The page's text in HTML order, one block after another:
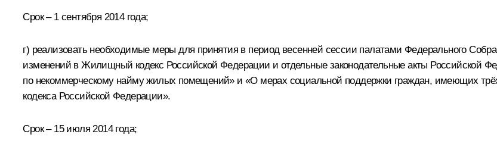
Срок – 1 сентября 2014 года;
г) реализовать необходимые меры для принятия в период весенней сессии палатами Федерального
изменений в Жилищный кодекс Российской Федерации и отдельные законодательные акты Российской
по некоммерческому найму жилых помещений» и «О мерах социальной поддержки граждан, имеющих
кодекса Российской Федерации».
Срок – 15 июля 2014 года;